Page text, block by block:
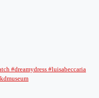
#dreamydress #luisabeccaria